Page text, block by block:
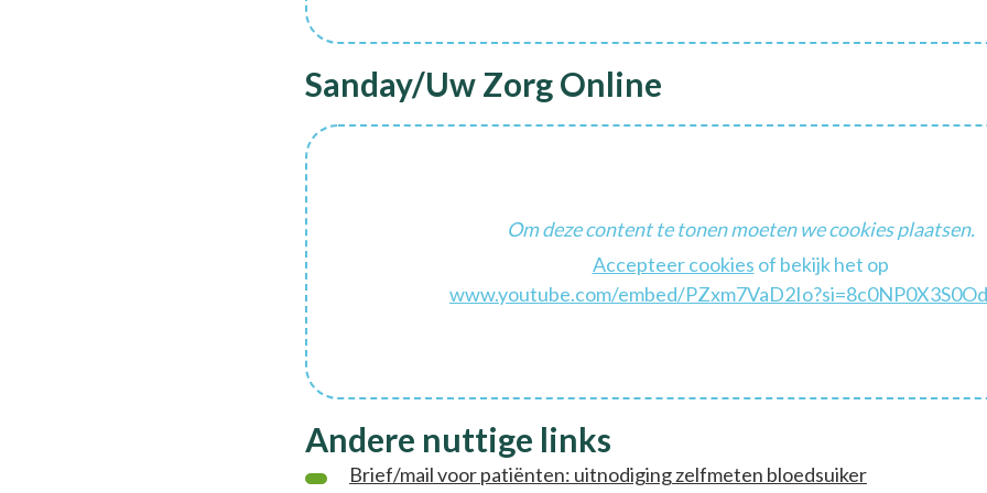
Sanday/Uw Zorg Online
Om deze content te tonen moeten we cookies plaatsen.
Accepteer cookies of bekijk het op
www.youtube.com/embed/
Andere nuttige links
Brief/mail voor patiënten: uitnodiging zelfmeten bloedsuiker